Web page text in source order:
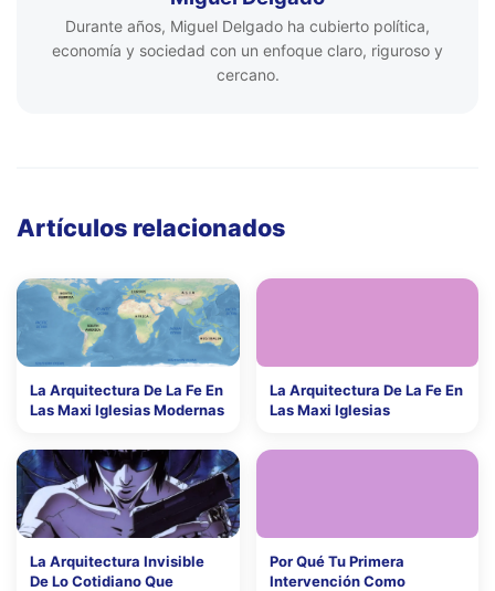
Durante años, Miguel Delgado ha cubierto política,
economía y sociedad con un enfoque claro, riguroso y
cercano.
Artículos relacionados
La Arquitectura De La Fe En
Las Maxi Iglesias Modernas
La Arquitectura De La Fe En
Las Maxi Iglesias
La Arquitectura Invisible
De Lo Cotidiano Que
Por Qué Tu Primera
Intervención Como